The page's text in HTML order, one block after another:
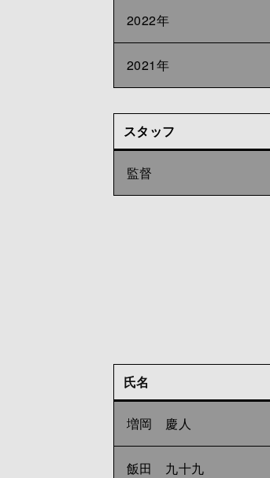
2022年
2021年
スタッフ
監督
氏名
増岡 慶人
飯田 九十九